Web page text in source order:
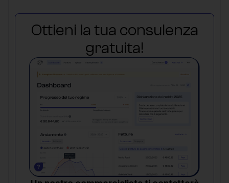
Ottieni la tua consulenza
gratuita!